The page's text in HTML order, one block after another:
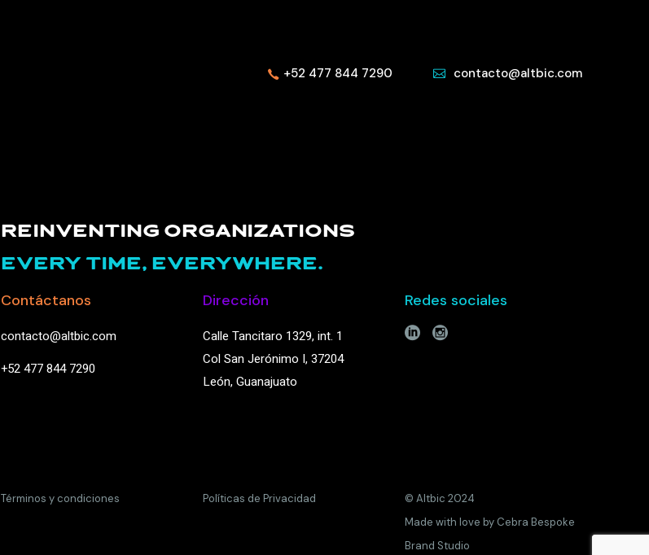
+52 477 844 7290 contacto@altbic.com
REINVENTING ORGANIZATIONS
EVERY TIME, EVERYWHERE.
Contáctanos
contacto@altbic.com
+52 477 844 7290
Dirección
Calle Tancitaro 1329, int. 1
Col San Jerónimo I, 37204
León, Guanajuato
Redes sociales
Términos y condiciones Políticas de Privacidad
© Altbic 2024
Made with love by Cebra Bespoke
Brand Studio